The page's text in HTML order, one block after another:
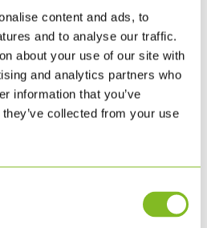
content and ads, to
and to analyse our traffic.
about your use of our site with
and analytics partners who
information that you’ve
collected from your use
cm
med kerne af
brug.
til kassen er der
du ønsker f.eks. 1